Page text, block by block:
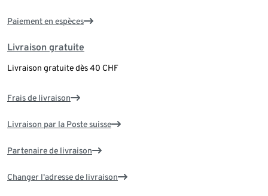
Paiement en espèces
Livraison gratuite
Livraison gratuite dès 40 CHF
Frais de livraison
Livraison par la Poste suisse
Partenaire de livraison
Changer l'adresse de livraison